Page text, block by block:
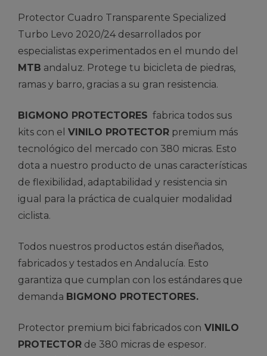
Protector Cuadro Transparente Specialized
Turbo Levo 2020/24 desarrollados por
especialistas experimentados en el mundo del
MTB andaluz. Protege tu bicicleta de piedras,
ramas y barro, gracias a su gran resistencia.
BIGMONO PROTECTORES fabrica todos sus
kits con el VINILO PROTECTOR premium más
tecnológico del mercado con 380 micras. Esto
dota a nuestro producto de unas características
de flexibilidad, adaptabilidad y resistencia sin
igual para la práctica de cualquier modalidad
ciclista.
Todos nuestros productos están diseñados,
fabricados y testados en Andalucía. Esto
garantiza que cumplan con los estándares que
demanda BIGMONO PROTECTORES.
Protector premium bici fabricados con VINILO
PROTECTOR de 380 micras de espesor.